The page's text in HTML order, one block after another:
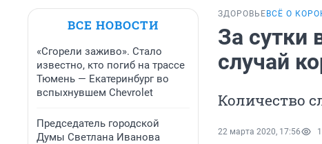
ВСЕ НОВОСТИ
«Сгорели заживо». Стало
известно, кто погиб на трассе
Тюмень — Екатеринбург во
вспыхнувшем Chevrolet
Председатель городской
Думы Светлана Иванова
ЗДОРОВЬЕ ВСЁ О
За сутки
случай
Количество
22 марта 2020, 17:56